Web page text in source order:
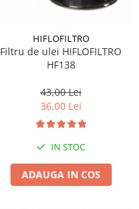
HIFLOFILTRO
Filtru de ulei HIFLOFILTRO
HF138
43,00 Lei
36,00 Lei
IN STOC
ADAUGA IN COS